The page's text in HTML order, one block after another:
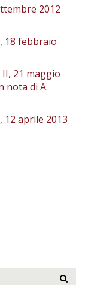
2012
18 febbraio
II, 21 maggio
nota di A.
12 aprile 2013